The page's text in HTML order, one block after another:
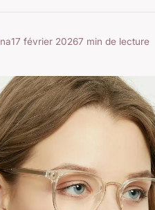
17 février 20267 min de lecture